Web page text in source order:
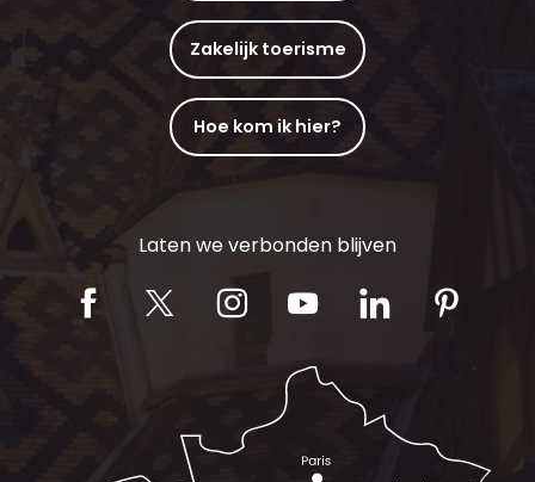
Zakelijk toerisme
Hoe kom ik hier?
Laten we verbonden blijven